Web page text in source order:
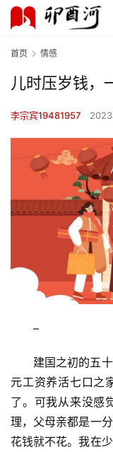
首页 情感
儿时压岁钱，
李宗宾19481957
–
建国之初的五
元工资养活七口之
了。可我从来没感
理，父母亲都是一
花钱就不花。我在